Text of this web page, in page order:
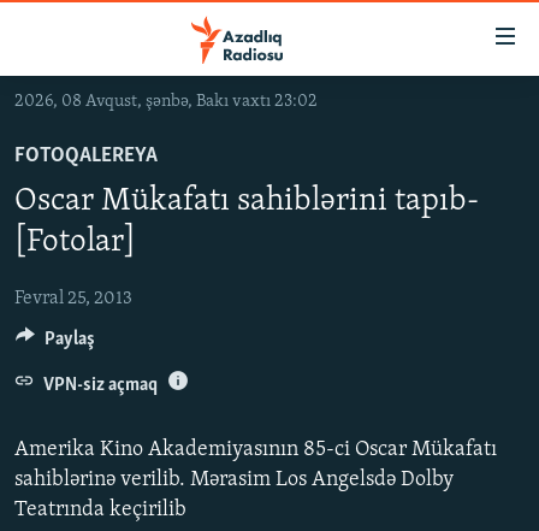
Əsas
qayıt
Əsas
naviqasiyaya
qayıt
keç
#İZAHLA
KORRUPSIOMETR
#ƏSLINDƏ
FƏRQƏ BAX
QANUNI DOĞRU
ARAŞDIRMA
VIDEO
FOTOQALEREYA
RADIO ARXIV
OXU ZALI
HAQQIMIZDA
2026, 08 Avqust, şənbə, Bakı vaxtı 23:02
FOTOQALEREYA
Oscar Mükafatı sahiblərini tapıb-
[Fotolar]
Fevral 25, 2013
Amerika Kino Akademiyasının 85-ci Oscar Mükafatı
sahiblərinə verilib. Mərasim Los Angelsdə Dolby
Teatrında keçirilib
Paylaş
VPN-siz açmaq